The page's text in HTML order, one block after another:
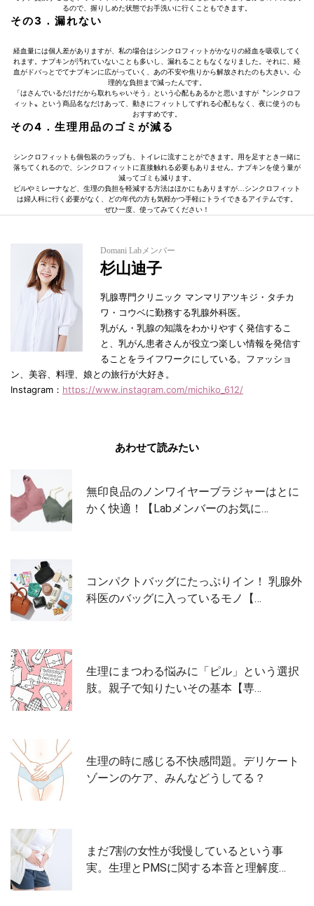
るので、握りしめた状態でお手洗いに行くこともできます。
その3．漏れない
経血量には個人差がありますが、私の場合はシンクロフィットがかなりの経血を吸収してく
れます。ナプキンが汚れていないことも多いし、漏れることもなくなりました。それに、経
血がドバっとでてナプキンに広がっていく、あの不安や焦りから解放されたのも大きい。心
理的な負担まで減ったんです。
「はさんでいるだけだから取れちゃいそう」という心配もあるかと思いますが〝シンクロフ
ィット〟という商品名なだけあって、動きにフィットしてずれる心配もなく、夜に使うのも
おすすめです。
その4．生理用品のゴミが減る
シンクロフィットも個包装のラップも、トイレに流すことができます。用を足すとき一緒に
落ちてくれるので、シンクロフィットに直接触れる必要もありません。ナプキンを使う量が
減ってゴミも減ります。
ピルやミレーナなど、生理の負担を軽減する方法はほかにもありますが…シンクロフィット
は婦人科に行く必要がなく、どの年代の方も気軽かつ手軽にトライできるアイテムです。
ぜひ一度、使ってみてください！
Domani Labメンバー
杉山迪子
乳腺専門クリニック マンマリアツキジ・タチカ
ワ・コウベに勤務する乳腺外科医。
乳がん・乳腺の知識をわかりやすく発信するこ
と、乳がん患者さんが役立つ楽しい情報を発信す
ることをライフワークにしている。ファッショ
ン、美容、料理、娘との旅行が大好き。
Instagram： https://www.instagram.com/michiko_612/
あわせて読みたい
無印良品のノンワイヤーブラジャーはとに
かく快適！【Labメンバーのお気に…
コンパクトバッグにたっぷりイン！ 乳腺外
科医のバッグに入っているモノ【…
生理にまつわる悩みに「ピル」という選択
肢。親子で知りたいその基本【専…
生理の時に感じる不快感問題。デリケート
ゾーンのケア、みんなどうしてる？
まだ7割の女性が我慢しているという事
実。生理とPMSに関する本音と理解度…